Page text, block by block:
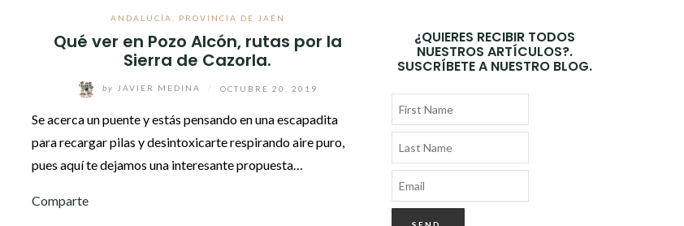
ANDALUCÍA PROVINCIA DE JAÉN
Qué ver en Pozo Alcón, rutas por la
Sierra de Cazorla.
by JAVIER MEDINA OCTUBRE 20, 2019
Se acerca un puente y estás pensando en una escapadita
para recargar pilas y desintoxicarte respirando aire puro,
pues aquí te dejamos una interesante propuesta…
Comparte
¿QUIERES RECIBIR TODOS
NUESTROS ARTÍCULOS?.
SUSCRÍBETE A NUESTRO BLOG.